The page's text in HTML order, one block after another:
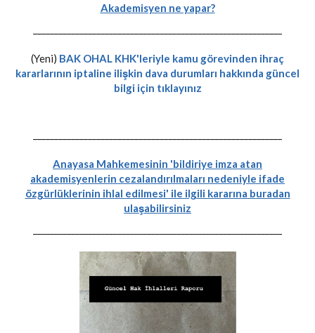
Akademisyen ne yapar?
-----------------------------------------------------------
(Yeni) BAK OHAL KHK'leriyle kamu görevinden ihraç
kararlarının iptaline ilişkin dava durumları hakkında güncel
bilgi için tıklayınız
-----------------------------------------------------------
Anayasa Mahkemesinin 'bildiriye imza atan
akademisyenlerin cezalandırılmaları nedeniyle ifade
özgürlüklerinin ihlal edilmesi' ile ilgili kararına buradan
ulaşabilirsiniz
-----------------------------------------------------------